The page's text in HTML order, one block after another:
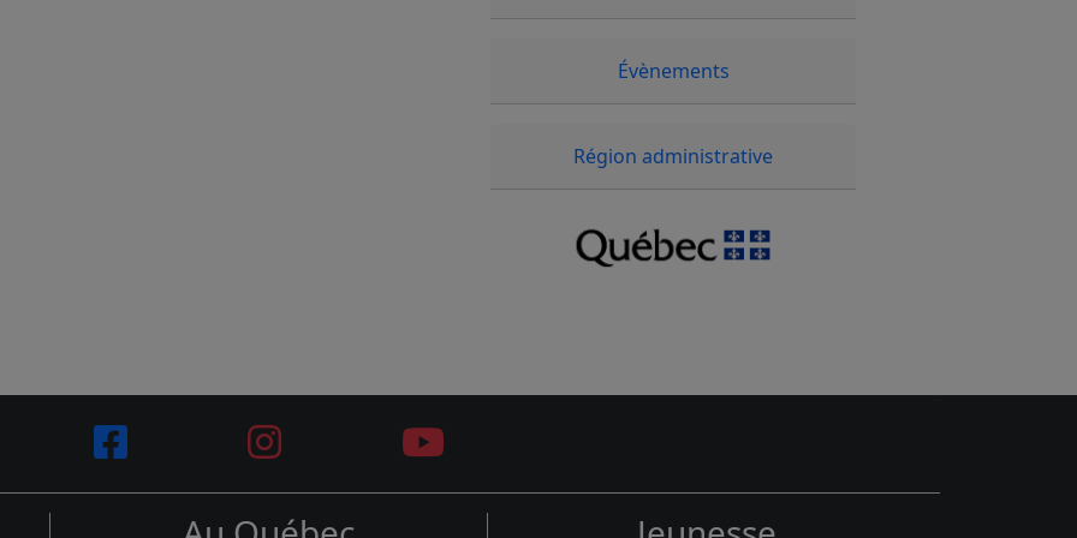
Évènements
Région administrative